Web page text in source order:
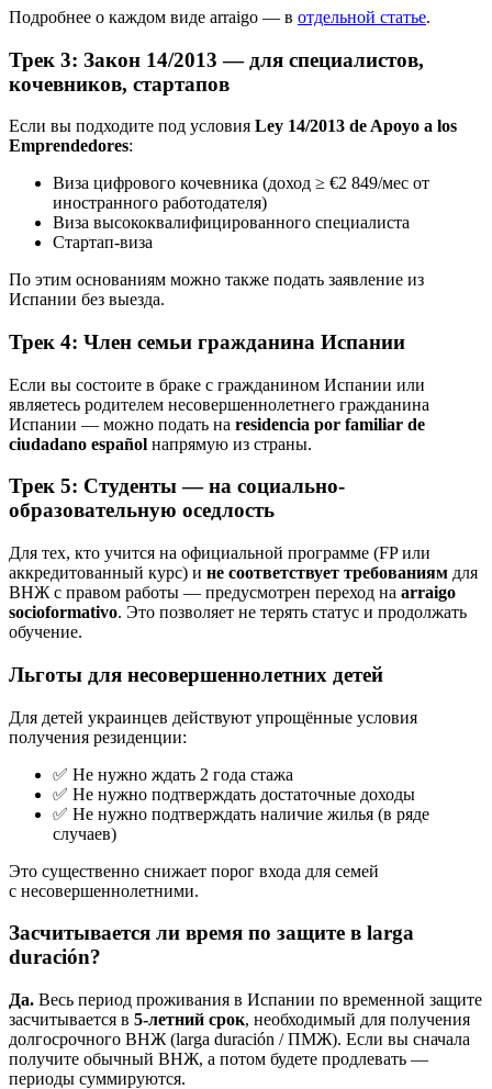
Подробнее о каждом виде arraigo — в отдельной статье.
Трек 3: Закон 14/2013 — для специалистов,
кочевников, стартапов
Если вы подходите под условия Ley 14/2013 de Apoyo a los
Emprendedores:
Виза цифрового кочевника (доход ≥ €2 849/мес от
иностранного работодателя)
Виза высококвалифицированного специалиста
Стартап-виза
По этим основаниям можно также подать заявление из
Испании без выезда.
Трек 4: Член семьи гражданина Испании
Если вы состоите в браке с гражданином Испании или
являетесь родителем несовершеннолетнего гражданина
Испании — можно подать на residencia por familiar de
ciudadano español напрямую из страны.
Трек 5: Студенты — на социально-
образовательную оседлость
Для тех, кто учится на официальной программе (FP или
аккредитованный курс) и не соответствует требованиям для
ВНЖ с правом работы — предусмотрен переход на arraigo
socioformativo. Это позволяет не терять статус и продолжать
обучение.
Льготы для несовершеннолетних детей
Для детей украинцев действуют упрощённые условия
получения резиденции:
✅ Не нужно ждать 2 года стажа
✅ Не нужно подтверждать достаточные доходы
✅ Не нужно подтверждать наличие жилья (в ряде
случаев)
Это существенно снижает порог входа для семей
с несовершеннолетними.
Засчитывается ли время по защите в larga
duración?
Да. Весь период проживания в Испании по временной защите
засчитывается в 5-летний срок, необходимый для получения
долгосрочного ВНЖ (larga duración / ПМЖ). Если вы сначала
получите обычный ВНЖ, а потом будете продлевать —
периоды суммируются.